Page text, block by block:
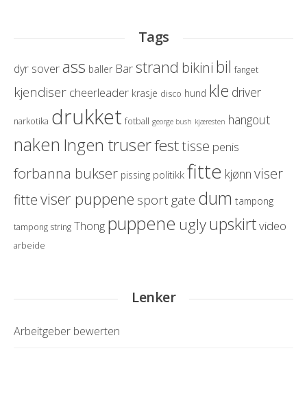
Tags
dyr soverass baller Bar strand bikini bil fanget
kjendiser cheerleader krasje disco hund kle driver
narkotika drukket fotball george bush kjæresten hangout
naken Ingen truserfesttisse penis
forbanna bukser pissing politikk fitte kjønn viser
fitteviser puppene sport gate dum tampong
tampong string Thong puppene uglyupskirtvideo
arbeide
Lenker
Arbeitgeber bewerten